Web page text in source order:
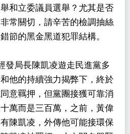
和立委議員選舉？尤其是否
常關切，請辛苦的檢調抽絲
節的黑金黑道犯罪結構。
發局長陳凱凌遊走民進黨多
他的持續強力揭弊下，終於
意羈押，但黨團接獲可靠消
萬而是三百萬，之前，黃偉
陳凱凌，外傳他可能接環保